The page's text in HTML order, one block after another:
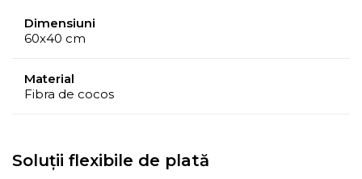
Dimensiuni
60x40 cm
Material
Fibra de cocos
Soluții flexibile de plată